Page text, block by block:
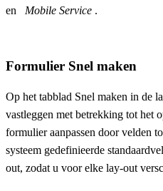
en Mobile Service .
Formulier Snel maken
Op het tabblad Snel maken in de
vastleggen met betrekking tot het
formulier aanpassen door velden
systeem gedefinieerde
out, zodat u voor elke lay-out